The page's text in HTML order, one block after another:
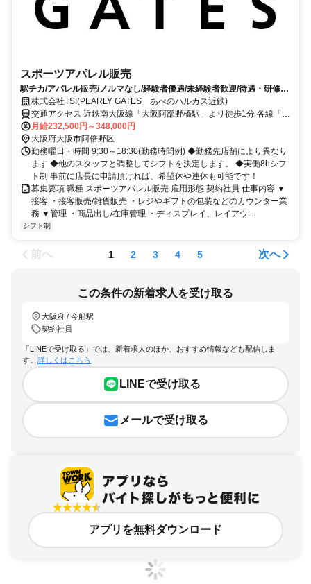
スポーツアパレル販売
駅チカ/アパレル販売/ノルマなし/経験者優遇/未経験者歓迎/待遇・研修制
度充実/社保完備
株式会社TSI(PEARLY GATES あべのハルカス近鉄)
交通アクセス 近鉄南大阪線「大阪阿部野橋駅」より徒歩1分 各線「天
王寺駅」より徒歩1分 阪堺電気軌道上町線「天王寺駅前駅」より徒歩
2分
月給232,500円～348,000円
大阪府大阪市阿倍野区
勤務曜日・時間 9:30～18:30(勤務時間例) ◆勤務先店舗により異なり
ます ◆他のスタッフと調整してシフトを決定します。 ◆実働8hシフ
ト制 事前に店長に申請頂ければ、希望休や連休も可能です！
募集要項 職種 スポーツアパレル販売 雇用形態 契約社員 仕事内容 ▼
接客 ・接客販売/雑貨販売 ・レジやギフトの包装などのカウンター業
務 ▼管理 ・商品出し/在庫管理 ・ディスプレイ、レイアウ...
シフト制
前へ 1 2 3 4 5 次へ
この条件の新着求人を受け取る
大阪府 / 今船駅
契約社員
「LINEで受け取る」では、新着求人のほか、おすすめ情報なども配信しま
す。 詳しくはこちら
LINEで受け取る
メールで受け取る
アプリを無料ダウンロード